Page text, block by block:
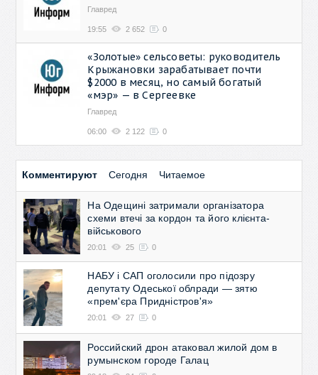
Главред
19:55 2 652 0
«Золотые» сельсоветы: руководитель
Крыжановки зарабатывает почти
$2000 в месяц, но самый богатый
«мэр» — в Сергеевке
Главред
06:00 2 122 0
Комментируют Сегодня Читаемое
На Одещині затримали організатора
схеми втечі за кордон та його клієнта-
військового
20:01 25 0
НАБУ і САП оголосили про підозру
депутату Одеської облради — зятю
«прем'єра Придністров'я»
20:01 27 0
Российский дрон атаковал жилой дом в
румынском городе Галац